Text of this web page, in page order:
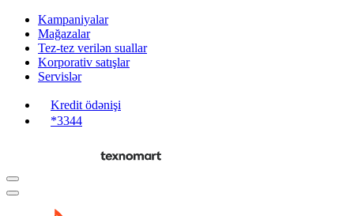
Kampaniyalar
Mağazalar
Tez-tez verilən suallar
Korporativ satışlar
Servislər
Kredit ödənişi
*3344